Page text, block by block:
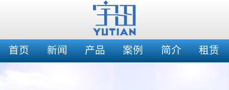
首页 新闻 产品 案例 简介 租赁